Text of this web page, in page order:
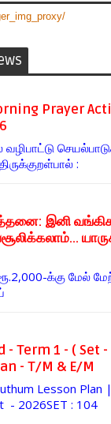
Prayer
:
இனி
ரூ.2,000-க்கு மேல்
- Term 1 - ( Set -
- T/M & E/M
Lesson Plan
- 2026SET : 104